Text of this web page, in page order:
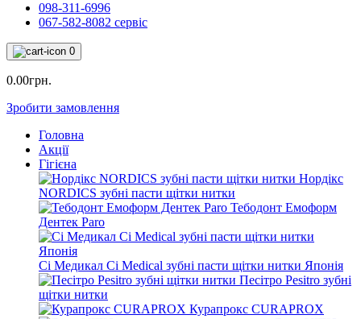
098-311-6996
067-582-8082 сервіс
0
0.00грн.
Зробити замовлення
Головна
Акції
Гігієна
Нордікс
NORDICS зубні пасти щітки нитки
Тебодонт Емоформ
Дентек Paro
Сі Медикал Ci Medical зубні пасти щітки нитки Японія
Песітро Pesitro зубні
щітки нитки
Курапрокс CURAPROX